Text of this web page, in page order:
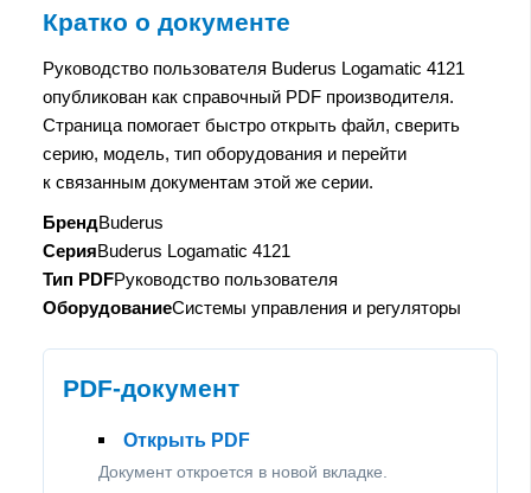
Кратко о документе
Руководство пользователя Buderus Logamatic 4121
опубликован как справочный PDF производителя.
Страница помогает быстро открыть файл, сверить
серию, модель, тип оборудования и перейти
к связанным документам этой же серии.
БрендBuderus
СерияBuderus Logamatic 4121
Тип PDFРуководство пользователя
ОборудованиеСистемы управления и регуляторы
PDF-документ
Открыть PDF
Документ откроется в новой вкладке.